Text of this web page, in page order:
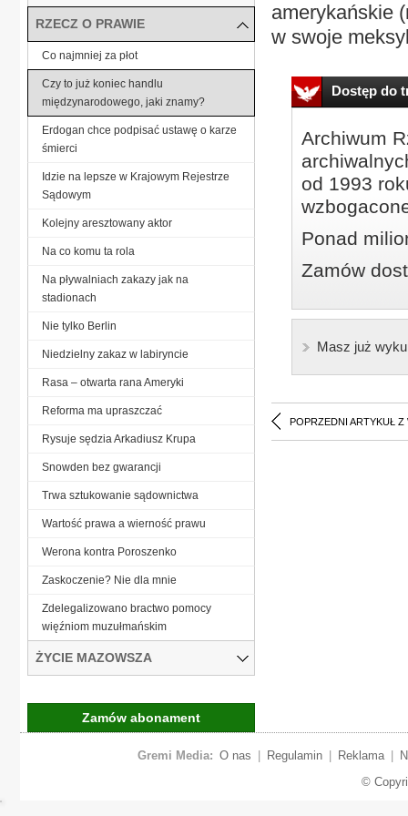
amerykańskie
w swoje
Dostęp do
Archiwum
od 1993
Ponad
Zamów
Masz już
POPRZEDNI ARTYKUŁ Z
RZECZ O PRAWIE
Co najmniej za płot
Czy to już koniec handlu
międzynarodowego, jaki znamy?
Erdogan chce podpisać ustawę o karze
śmierci
Idzie na lepsze w Krajowym Rejestrze
Sądowym
Kolejny aresztowany aktor
Na co komu ta rola
Na pływalniach zakazy jak na
stadionach
Nie tylko Berlin
Niedzielny zakaz w labiryncie
Rasa – otwarta rana Ameryki
Reforma ma upraszczać
Rysuje sędzia Arkadiusz Krupa
Snowden bez gwarancji
Trwa sztukowanie sądownictwa
Wartość prawa a wierność prawu
Werona kontra Poroszenko
Zaskoczenie? Nie dla mnie
Zdelegalizowano bractwo pomocy
więźniom muzułmańskim
ŻYCIE MAZOWSZA
Zamów abonament
Gremi Media: O nas Regulamin Reklama
©